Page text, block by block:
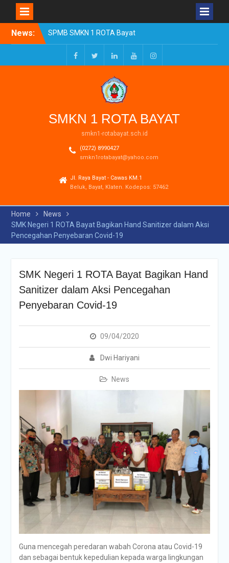
News:
SPMB SMKN 1 ROTA Bayat
Tahun Ajaran 2026/2027
Resmi Dibuka
Pengumuman Kelulusan
Tahun Ajaran 2025-2026
Realisasi Dana BOSP
Reguler Tahap 1 Tahun
FacebookTwitterLinkedInYoutubeInstagram
SMKN 1 ROTA BAYAT
smkn1-rotabayat.sch.id
(0272) 8990427
smkn1rotabayat@yahoo.com
Jl. Raya Bayat - Cawas KM.1
Beluk, Bayat, Klaten. Kodepos: 57462
Home
News
SMK Negeri 1 ROTA Bayat Bagikan Hand Sanitizer dalam Aksi
Pencegahan Penyebaran Covid-19
SMK Negeri 1 ROTA Bayat Bagikan Hand
Sanitizer dalam Aksi Pencegahan
Penyebaran Covid-19
09/04/2020
Dwi Hariyani
News
Guna mencegah peredaran wabah Corona atau Covid-19
dan sebagai bentuk kepedulian kepada warga lingkungan